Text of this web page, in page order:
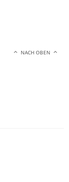
NACH OBEN